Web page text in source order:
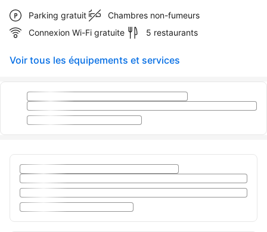
Parking gratuit
Chambres non-fumeurs
Connexion Wi-Fi gratuite
5 restaurants
Voir tous les équipements et services